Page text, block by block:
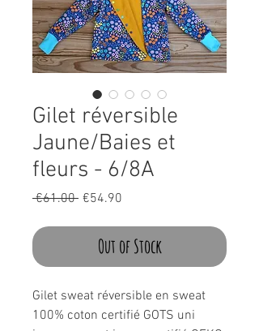
Gilet réversible
Jaune/Baies et
fleurs - 6/8A
€61.00 Regular
€54.90
Out of Stock
Gilet sweat réversible en sweat
100% coton certifié GOTS uni